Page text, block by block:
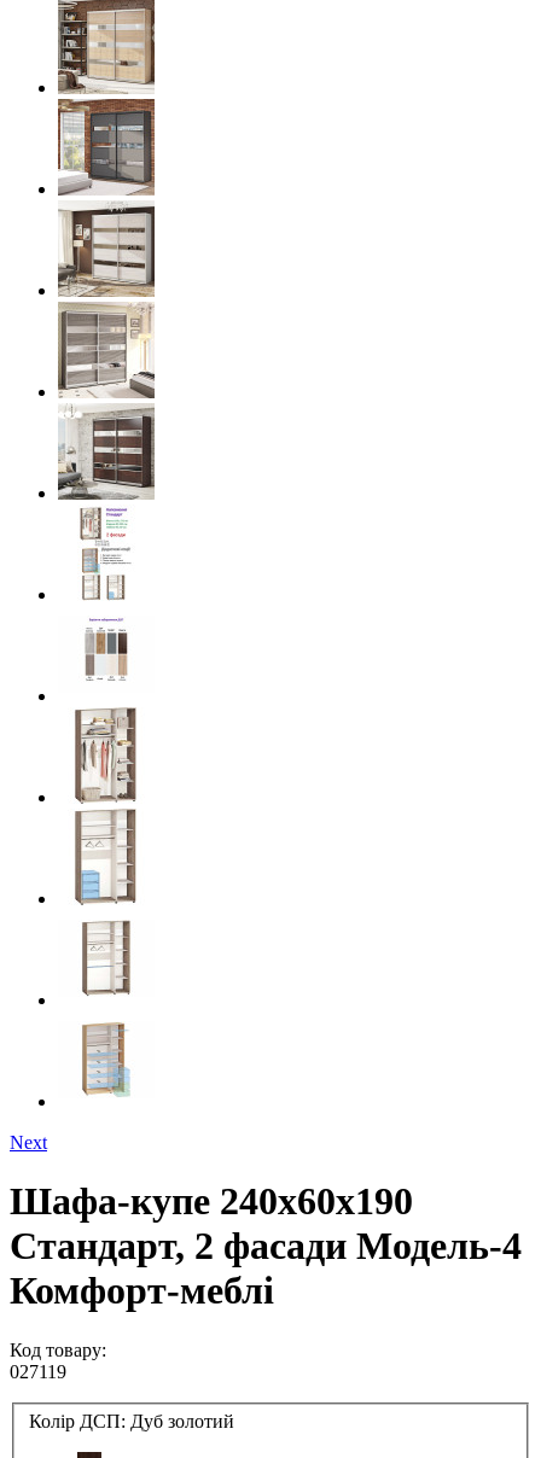
Next
Шафа-купе 240х60х190
Стандарт, 2 фасади Модель-4
Комфорт-меблі
Код товару:
027119
Колір ДСП: Дуб золотий